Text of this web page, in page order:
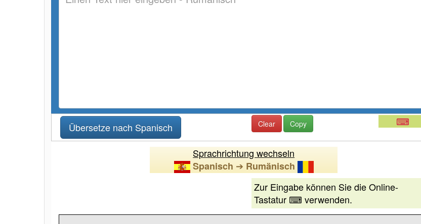
Clear Copy ⌨
Sprachrichtung wechseln
Spanisch ➔ Rumänisch
Zur Eingabe können Sie die Online-
Tastatur ⌨ verwenden.